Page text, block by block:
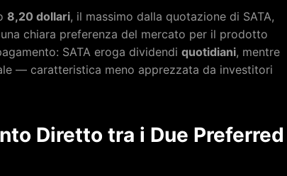
8,20 dollari, il massimo dalla quotazione di SATA,
chiara preferenza del mercato per il prodotto
SATA eroga dividendi quotidiani, mentre
— caratteristica meno apprezzata da investitori
Diretto tra i Due Preferred